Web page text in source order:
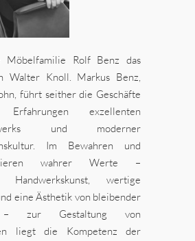
Möbelfamilie Rolf Benz das
Walter Knoll. Markus Benz,
führt seither die Geschäfte
exzellenten
und moderner
Im Bewahren und
wahrer Werte –
Handwerkskunst, wertige
eine Ästhetik von bleibender
– zur Gestaltung von
liegt die Kompetenz der